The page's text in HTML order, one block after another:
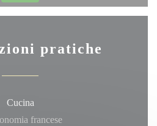
pratiche
Cucina
francese